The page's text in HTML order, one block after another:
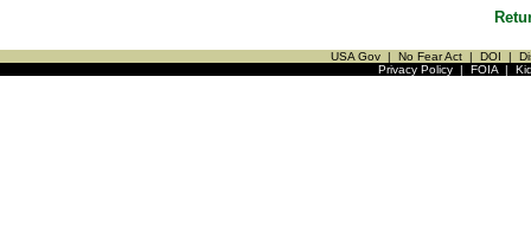
USA Gov | No Fear Act | DOI |
Privacy Policy| FOIA|